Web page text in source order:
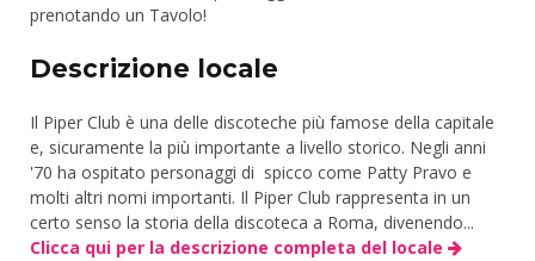
prenotando un Tavolo!
Descrizione locale
Il Piper Club è una delle discoteche più famose della capitale
e, sicuramente la più importante a livello storico. Negli anni
'70 ha ospitato personaggi di spicco come Patty Pravo e
molti altri nomi importanti. Il Piper Club rappresenta in un
certo senso la storia della discoteca a Roma, divenendo...
Clicca qui per la descrizione completa del locale